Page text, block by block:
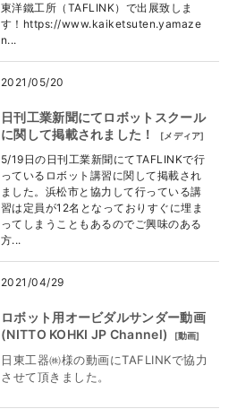
東洋鐵工所（TAFLINK）で出展致しま
す！https://www.kaiketsuten.yamaze
n...
2021/05/20
日刊工業新聞にてロボットスクール
に関して掲載されました！
[ メディア]
5/19日の日刊工業新聞にてTAFLINKで行
っているロボット講習に関して掲載され
ました。浜松市と協力して行っている講
習は定員が12名となっておりすぐに埋ま
ってしまうこともあるのでご興味のある
方...
2021/04/29
ロボット用オービダルサンダー動画
(NITTO KOHKI JP Channel)
[動画]
日東工器㈱様の動画にTAFLINKで協力
させて頂きました。